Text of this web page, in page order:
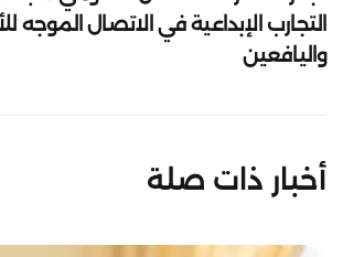
التجارب الإبداعية في الاتصال الموجه
واليافعين
أخبار ذات صلة